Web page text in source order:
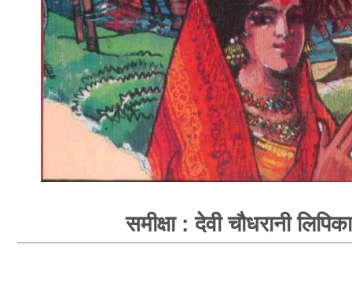
समीक्षा : देवी चौधरानी लिपिका